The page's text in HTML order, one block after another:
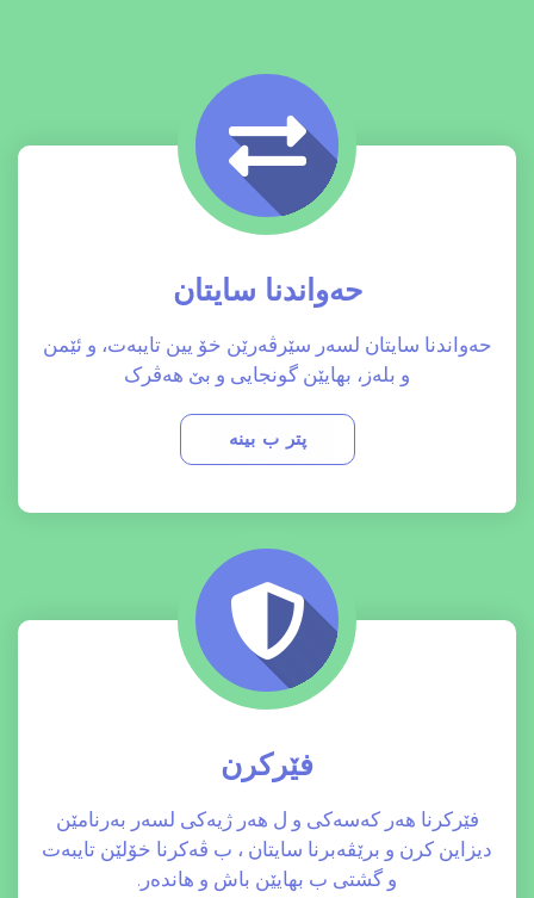
حەواندنا سایتان
حەواندنا سایتان لسەر سێرڤەرێن خۆ یین تایبەت، و ئێمن
و بلەز، بهایێن گونجایی و بێ هەڤرک
پتر ب بینە
فێرکرن
فێرکرنا هەر کەسەکی و ل هەر ژیەکی لسەر بەرنامێن
دیزاین کرن و برێڤەبرنا سایتان ، ب ڤەکرنا خۆلێن تایبەت
و گشتی ب بهایێن باش و هاندەر.